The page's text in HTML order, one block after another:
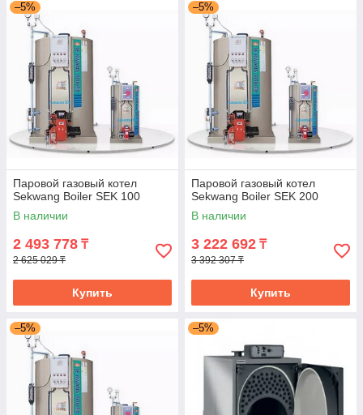
–5%
Паровой газовый котел
Sekwang Boiler SEK 100
В наличии
2 493 778 ₸
2 625 029 ₸
Купить
–5%
Паровой газовый котел
Sekwang Boiler SEK 200
В наличии
3 222 692 ₸
3 392 307 ₸
Купить
–5% –5%